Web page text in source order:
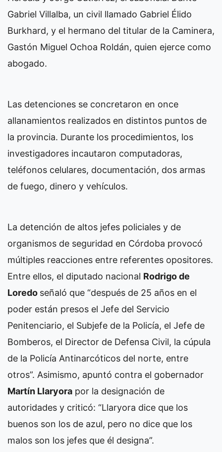
Gabriel Villalba, un civil llamado Gabriel Élido
Burkhard, y el hermano del titular de la Caminera,
Gastón Miguel Ochoa Roldán, quien ejerce como
abogado.
Las detenciones se concretaron en once
allanamientos realizados en distintos puntos de
la provincia. Durante los procedimientos, los
investigadores incautaron computadoras,
teléfonos celulares, documentación, dos armas
de fuego, dinero y vehículos.
La detención de altos jefes policiales y de
organismos de seguridad en Córdoba provocó
múltiples reacciones entre referentes opositores.
Entre ellos, el diputado nacional Rodrigo de
Loredo señaló que “después de 25 años en el
poder están presos el Jefe del Servicio
Penitenciario, el Subjefe de la Policía, el Jefe de
Bomberos, el Director de Defensa Civil, la cúpula
de la Policía Antinarcóticos del norte, entre
otros”. Asimismo, apuntó contra el gobernador
Martín Llaryora por la designación de
autoridades y criticó: “Llaryora dice que los
buenos son los de azul, pero no dice que los
malos son los jefes que él designa”.